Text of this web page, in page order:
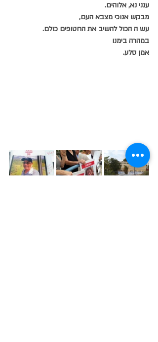
ענני נא, אלוהים.
מבקש אנוכי מצבא העם,
עש ה הכול להשיב את החטופים כולם.
במהרה בימנו
אמן סלע.